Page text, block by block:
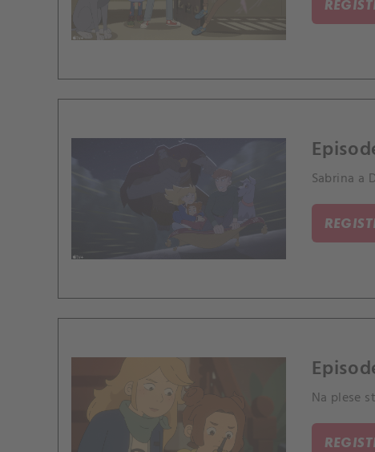
Sabrina a
Na plese